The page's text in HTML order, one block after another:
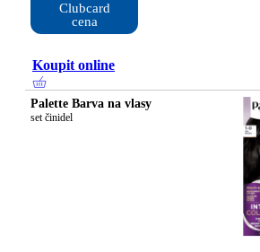
Clubcard
cena
Koupit online
Palette Barva na vlasy
set činidel